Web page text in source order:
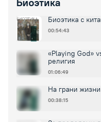
Биоэтика
Биоэтика с
00:54:43
«Playing God»
религия
01:06:49
На грани
00:38:15